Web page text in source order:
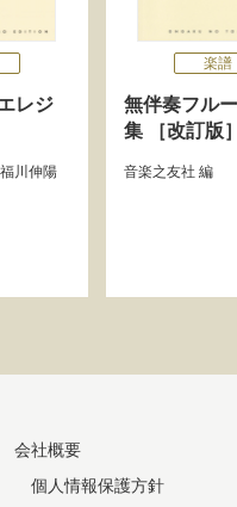
レジ
福川伸陽
楽譜
無伴奏フル
集 ［改訂版］
音楽之友社 編
会社概要
個人情報保護方針